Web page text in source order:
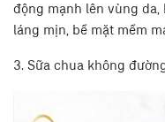
động mạnh lên vùng
láng mịn, bề mặt mềm
3. Sữa chua không